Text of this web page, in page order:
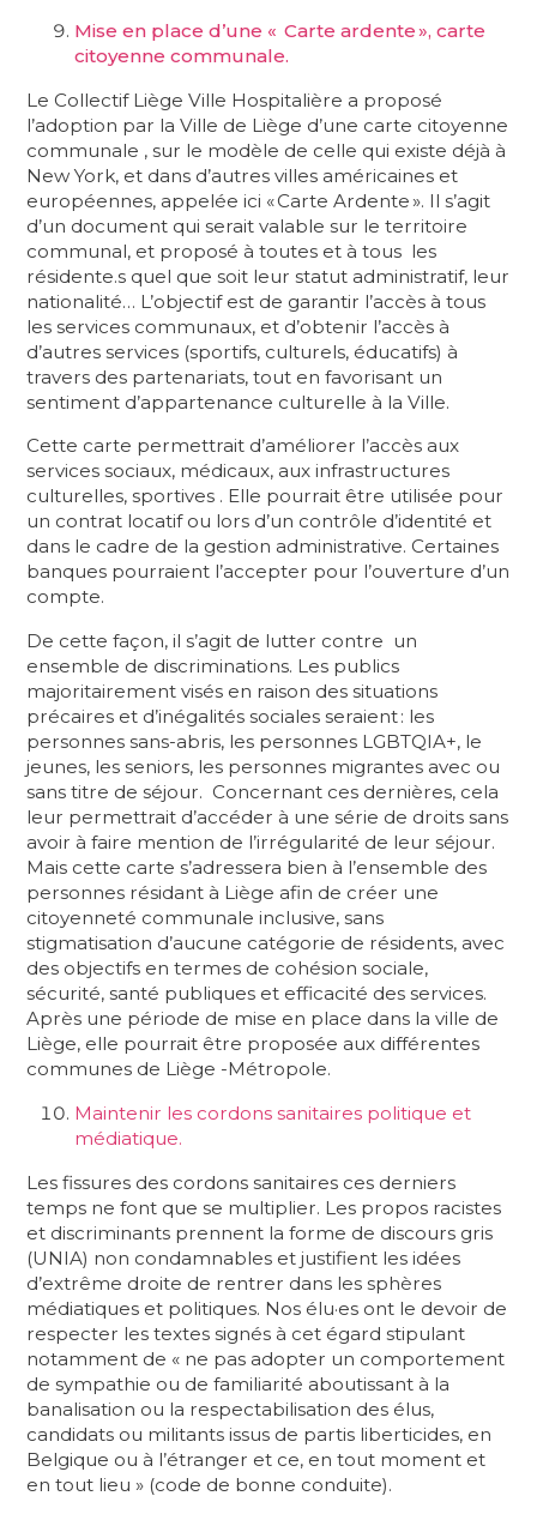
Mise en place d’une « Carte ardente », carte
citoyenne communale.
Le Collectif Liège Ville Hospitalière a proposé
l’adoption par la Ville de Liège d’une carte citoyenne
communale , sur le modèle de celle qui existe déjà à
New York, et dans d’autres villes américaines et
européennes, appelée ici « Carte Ardente ». Il s’agit
d’un document qui serait valable sur le territoire
communal, et proposé à toutes et à tous les
résidente.s quel que soit leur statut administratif, leur
nationalité… L’objectif est de garantir l’accès à tous
les services communaux, et d’obtenir l’accès à
d’autres services (sportifs, culturels, éducatifs) à
travers des partenariats, tout en favorisant un
sentiment d’appartenance culturelle à la Ville.
Cette carte permettrait d’améliorer l’accès aux
services sociaux, médicaux, aux infrastructures
culturelles, sportives . Elle pourrait être utilisée pour
un contrat locatif ou lors d’un contrôle d’identité et
dans le cadre de la gestion administrative. Certaines
banques pourraient l’accepter pour l’ouverture d’un
compte.
De cette façon, il s’agit de lutter contre un
ensemble de discriminations. Les publics
majoritairement visés en raison des situations
précaires et d’inégalités sociales seraient : les
personnes sans-abris, les personnes LGBTQIA+, le
jeunes, les seniors, les personnes migrantes avec ou
sans titre de séjour. Concernant ces dernières, cela
leur permettrait d’accéder à une série de droits sans
avoir à faire mention de l’irrégularité de leur séjour.
Mais cette carte s’adressera bien à l’ensemble des
personnes résidant à Liège afin de créer une
citoyenneté communale inclusive, sans
stigmatisation d’aucune catégorie de résidents, avec
des objectifs en termes de cohésion sociale,
sécurité, santé publiques et efficacité des services.
Après une période de mise en place dans la ville de
Liège, elle pourrait être proposée aux différentes
communes de Liège -Métropole.
Maintenir les cordons sanitaires politique et
médiatique.
Les fissures des cordons sanitaires ces derniers
temps ne font que se multiplier. Les propos racistes
et discriminants prennent la forme de discours gris
(UNIA) non condamnables et justifient les idées
d’extrême droite de rentrer dans les sphères
médiatiques et politiques. Nos élu·es ont le devoir de
respecter les textes signés à cet égard stipulant
notamment de « ne pas adopter un comportement
de sympathie ou de familiarité aboutissant à la
banalisation ou la respectabilisation des élus,
candidats ou militants issus de partis liberticides, en
Belgique ou à l’étranger et ce, en tout moment et
en tout lieu » (code de bonne conduite).